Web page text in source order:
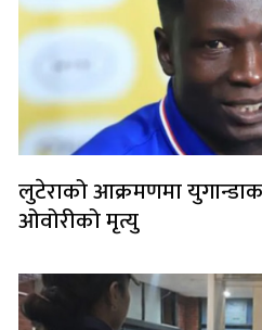
लुटेराको आक्रमणमा
ओवोरीको मृत्यु